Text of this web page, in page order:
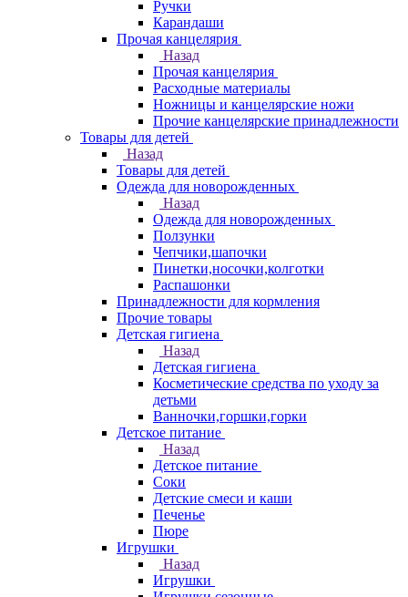
Ручки
Карандаши
Прочая канцелярия
Назад
Прочая канцелярия
Расходные материалы
Ножницы и канцелярские ножи
Прочие канцелярские принадлежности
Товары для детей
Назад
Товары для детей
Одежда для новорожденных
Назад
Одежда для новорожденных
Ползунки
Чепчики,шапочки
Пинетки,носочки,колготки
Распашонки
Принадлежности для кормления
Прочие товары
Детская гигиена
Назад
Детская гигиена
Косметические средства по уходу за
детьми
Ванночки,горшки,горки
Детское питание
Назад
Детское питание
Соки
Детские смеси и каши
Печенье
Пюре
Игрушки
Назад
Игрушки